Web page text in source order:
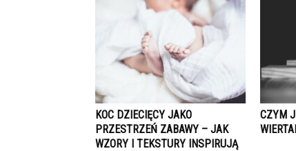
KOC DZIECIĘCY JAKO
PRZESTRZEŃ ZABAWY – JAK
WZORY I TEKSTURY INSPIRUJĄ
CZYM